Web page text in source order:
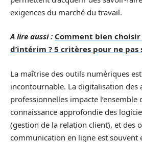
exigences du marché du travail.
A lire aussi : Comment bien choisir
d’intérim ? 5 critères pour ne
La maîtrise des outils numériques
incontournable. La digitalisation des
professionnelles impacte l’ensemble
connaissance approfondie des
(gestion de la relation client), et des
communication en ligne est souvent